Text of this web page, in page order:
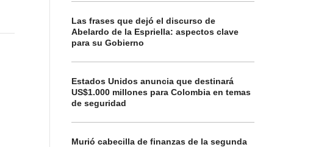
Las frases que dejó el discurso de
Abelardo de la Espriella: aspectos clave
para su Gobierno
Estados Unidos anuncia que destinará
US$1.000 millones para Colombia en temas
de seguridad
Murió cabecilla de finanzas de la segunda